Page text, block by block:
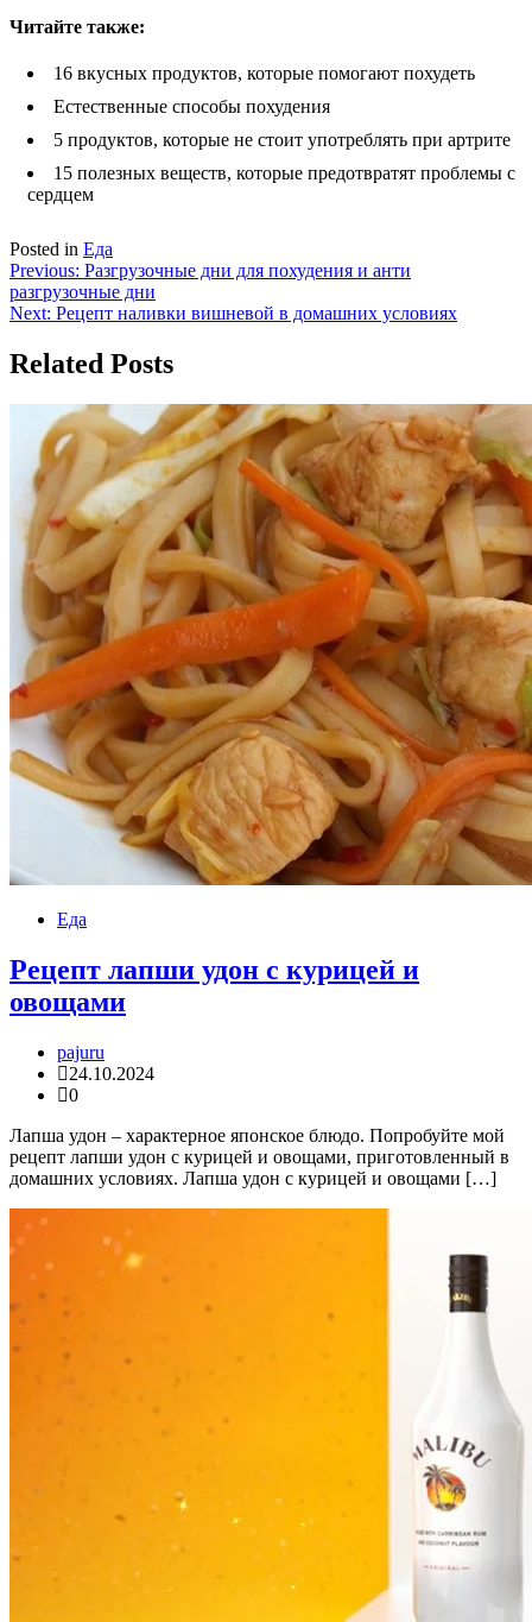
Читайте также:
16 вкусных продуктов, которые помогают похудеть
Естественные способы похудения
5 продуктов, которые не стоит употреблять при артрите
15 полезных веществ, которые предотвратят проблемы с
сердцем
Posted in Еда
Навигация
по
Previous: Разгрузочные дни для похудения и анти
разгрузочные дни
Next: Рецепт наливки вишневой в домашних условиях
Related Posts
Еда
Рецепт лапши удон с курицей и
овощами
pajuru
24.10.2024
0
Лапша удон – характерное японское блюдо. Попробуйте мой
рецепт лапши удон с курицей и овощами, приготовленный в
домашних условиях. Лапша удон с курицей и овощами […]